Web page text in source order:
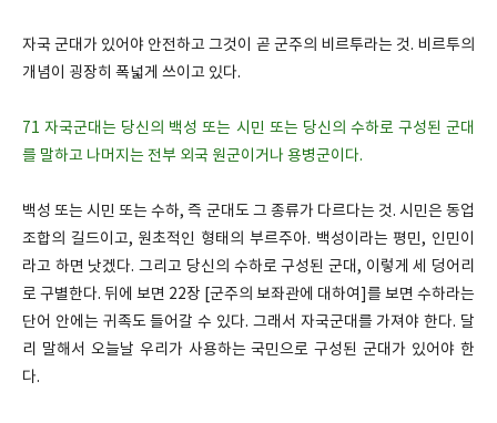
자국 군대가 있어야 안전하고 그것이 곧 군주의 비르투라는 것. 비르투의
개념이 굉장히 폭넓게 쓰이고 있다.
71 자국군대는 당신의 백성 또는 시민 또는 당신의 수하로 구성된 군대
를 말하고 나머지는 전부 외국 원군이거나 용병군이다.
백성 또는 시민 또는 수하, 즉 군대도 그 종류가 다르다는 것. 시민은 동업
조합의 길드이고, 원초적인 형태의 부르주아. 백성이라는 평민, 인민이
라고 하면 낫겠다. 그리고 당신의 수하로 구성된 군대, 이렇게 세 덩어리
로 구별한다. 뒤에 보면 22장 [군주의 보좌관에 대하여]를 보면 수하라는
단어 안에는 귀족도 들어갈 수 있다. 그래서 자국군대를 가져야 한다. 달
리 말해서 오늘날 우리가 사용하는 국민으로 구성된 군대가 있어야 한
다.